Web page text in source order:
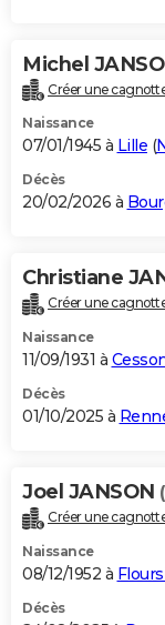
Michel
Créer une
Naissance
07/01/1945 à Lille (
Décès
20/02/2026 à
Christiane
Créer une
Naissance
11/09/1931 à
Décès
01/10/2025 à
Joel JANSON
Créer une
Naissance
08/12/1952 à
Décès